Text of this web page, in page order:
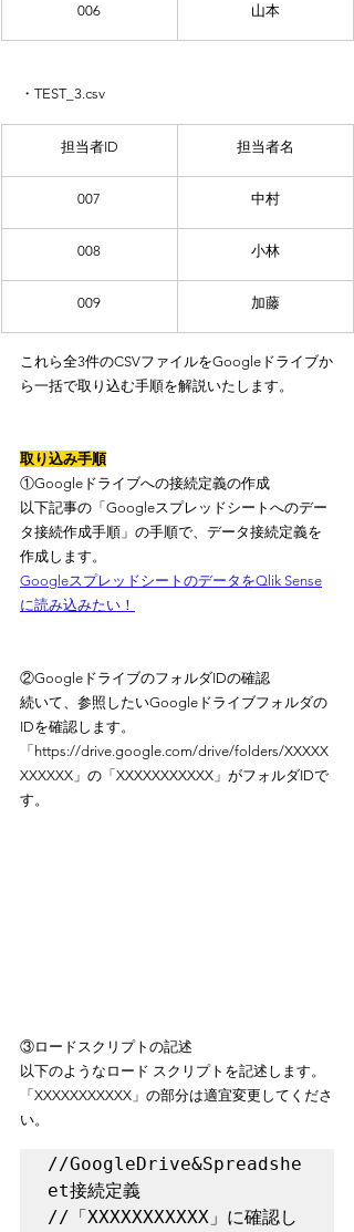
006 山本
・TEST_3.csv
担当者ID 担当者名
007 中村
008 小林
009 加藤
これら全3件のCSVファイルをGoogleドライブか
ら一括で取り込む手順を解説いたします。
取り込み手順
①Googleドライブへの接続定義の作成
以下記事の「Googleスプレッドシートへのデー
タ接続作成手順」の手順で、データ接続定義を
作成します。
GoogleスプレッドシートのデータをQlik Sense
に読み込みたい！
②GoogleドライブのフォルダIDの確認
続いて、参照したいGoogleドライブフォルダの
IDを確認します。
「https://drive.google.com/drive/folders/XXXXX
XXXXXX」の「XXXXXXXXXXX」がフォルダIDで
す。
③ロードスクリプトの記述
以下のようなロード スクリプトを記述します。
「XXXXXXXXXXX」の部分は適宜変更してくださ
い。
//GoogleDrive&Spreadshe
et接続定義
//「XXXXXXXXXXX」に確認し